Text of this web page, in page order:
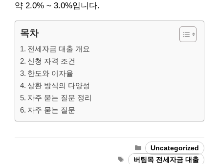
약 2.0% ~ 3.0%입니다.
목차
전세자금 대출 개요
신청 자격 조건
한도와 이자율
상환 방식의 다양성
자주 묻는 질문 정리
자주 묻는 질문
Categories
Uncategorized
Tags버팀목 전세자금 대출